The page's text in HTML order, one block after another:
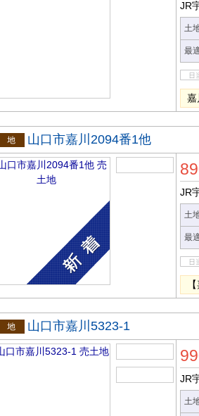
JR
土
最
嘉
地
山口市嘉川2094番1他
JR
土
最
地
山口市嘉川5323-1
JR
土